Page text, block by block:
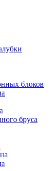
блоков
бруса